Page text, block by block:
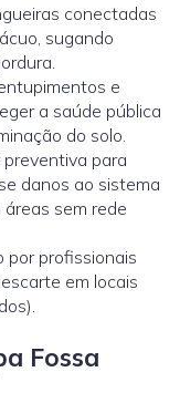
conectadas
sugando
e
a saúde pública
do solo.
para
danos ao sistema
sem rede
por profissionais
em locais
Fossa